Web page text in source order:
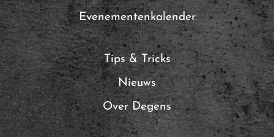
Evenementenkalender
Tips & Tricks
Nieuws
Over Degens